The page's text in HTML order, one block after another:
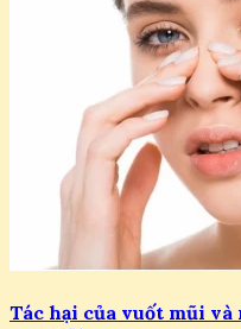
Tác hại của vuốt mũi